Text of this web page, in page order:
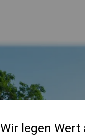
Wir legen Wert